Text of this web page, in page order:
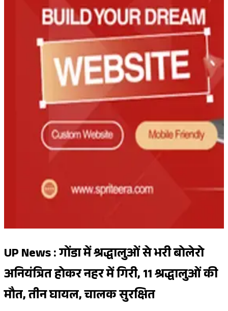
UP News : गोंडा में श्रद्धालुओं से भरी बोलेरो
अनियंत्रित होकर नहर में गिरी, 11 श्रद्धालुओं की
मौत, तीन घायल, चालक सुरक्षित